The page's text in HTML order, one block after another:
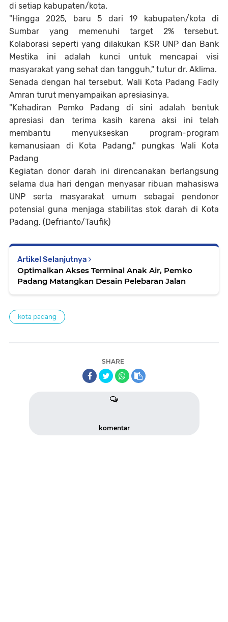
di setiap kabupaten/kota.
​"Hingga 2025, baru 5 dari 19 kabupaten/kota di
Sumbar yang memenuhi target 2% tersebut.
Kolaborasi seperti yang dilakukan KSR UNP dan Bank
Mestika ini adalah kunci untuk mencapai visi
masyarakat yang sehat dan tangguh," tutur dr. Aklima.
​Senada dengan hal tersebut, Wali Kota Padang Fadly
Amran turut menyampaikan apresiasinya.
"Kehadiran Pemko Padang di sini adalah bentuk
apresiasi dan terima kasih karena aksi ini telah
membantu menyukseskan program-program
kemanusiaan di Kota Padang," pungkas Wali Kota
Padang
​Kegiatan donor darah ini direncanakan berlangsung
selama dua hari dengan menyasar ribuan mahasiswa
UNP serta masyarakat umum sebagai pendonor
potensial guna menjaga stabilitas stok darah di Kota
Padang. (Defrianto/Taufik)
Artikel Selanjutnya
Optimalkan Akses Terminal Anak Air, Pemko
Padang Matangkan Desain Pelebaran Jalan
kota padang
SHARE
komentar